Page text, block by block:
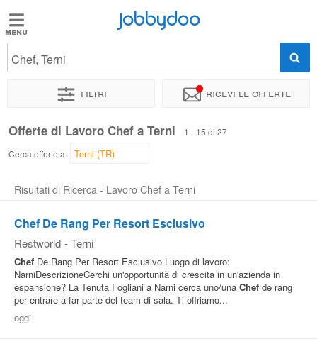
Jobbydoo
Offerte
Stipendi
Elenco
professioni
Blog
Jobbydoo
Chef, Terni
Filtri Ricevi le offerte
Offerte di Lavoro Chef a Terni
1 - 15 di 27
Cerca offerte a
Risultati di Ricerca - Lavoro Chef a Terni
Chef De Rang Per Resort Esclusivo
Restworld - Terni
Chef De Rang Per Resort Esclusivo Luogo di lavoro:
NarniDescrizioneCerchi un'opportunità di crescita in un'azienda in
espansione? La Tenuta Fogliani a Narni cerca uno/una Chef de rang
per entrare a far parte del team di sala. Ti offriamo...
oggi